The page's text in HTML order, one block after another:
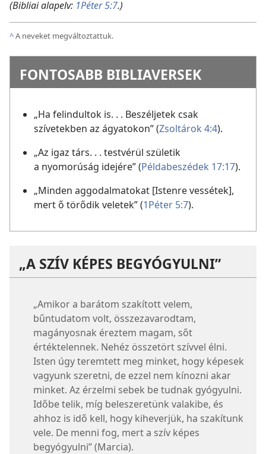
(Bibliai alapelv: 1Péter 5:7.)
^A neveket megváltoztattuk.
FONTOSABB BIBLIAVERSEK
„Ha felindultok is. . . Beszéljetek csak
szívetekben az ágyatokon” (Zsoltárok 4:4).
„Az igaz társ. . . testvérül születik
a nyomorúság idejére” (Példabeszédek 17:17).
„Minden aggodalmatokat [Istenre vessétek],
mert ő törődik veletek” (1Péter 5:7).
„A SZÍV KÉPES BEGYÓGYULNI”
„Amikor a barátom szakított velem,
bűntudatom volt, összezavarodtam,
magányosnak éreztem magam, sőt
értéktelennek. Nehéz összetört szívvel élni.
Isten úgy teremtett meg minket, hogy képesek
vagyunk szeretni, de ezzel nem kínozni akar
minket. Az érzelmi sebek be tudnak gyógyulni.
Időbe telik, míg beleszeretünk valakibe, és
ahhoz is idő kell, hogy kiheverjük, ha szakítunk
vele. De menni fog, mert a szív képes
begyógyulni” (Marcia).